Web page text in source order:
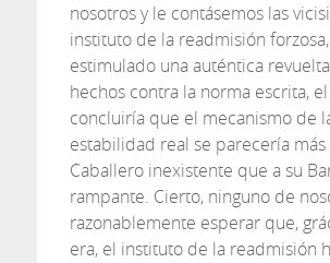
nosotros y le contásemos las
instituto de la readmisión
estimulado una auténtica
hechos contra la norma escrita,
concluiría que el mecanismo de
estabilidad real se parecería más
Caballero inexistente que a su
rampante. Cierto, ninguno de
razonablemente esperar que,
era, el instituto de la readmisión